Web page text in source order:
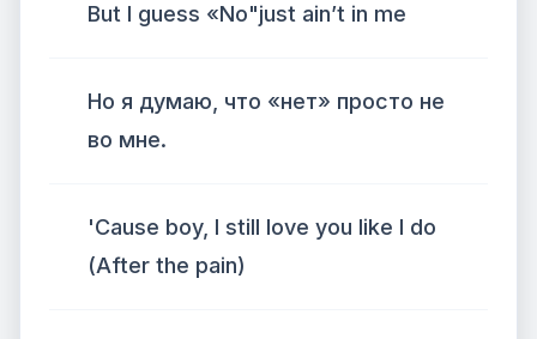
But I guess «No"just ain’t in me
Но я думаю, что «нет» просто не
во мне.
'Cause boy, I still love you like I do
(After the pain)